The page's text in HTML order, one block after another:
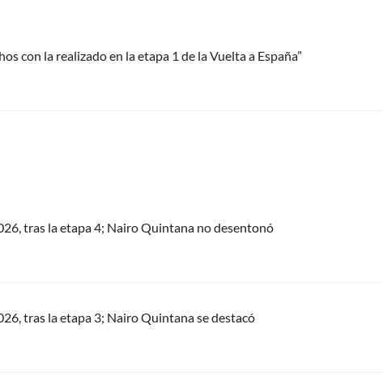
con la realizado en la etapa 1 de la Vuelta a España”
tras la etapa 4; Nairo Quintana no desentonó
tras la etapa 3; Nairo Quintana se destacó